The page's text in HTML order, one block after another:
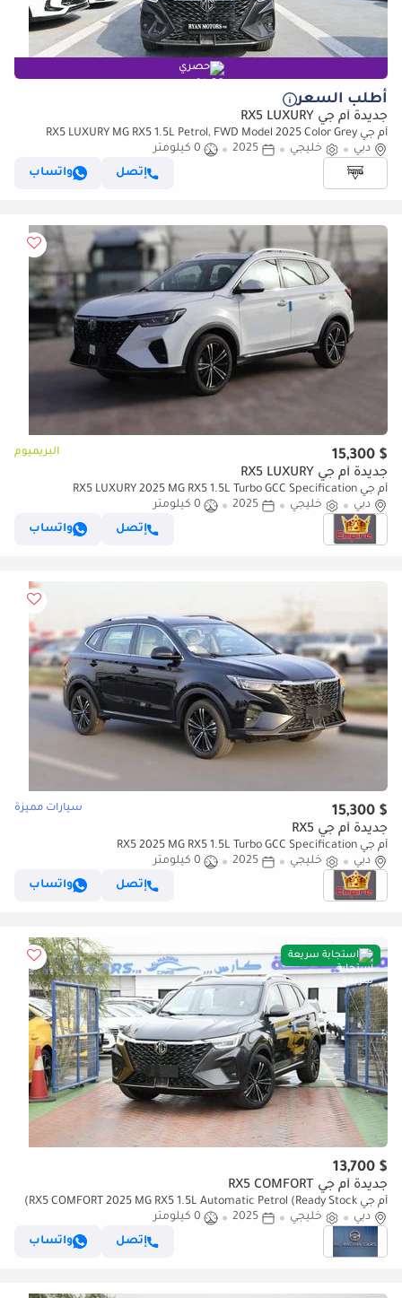
حصري
أطلب السعر
جديدة أم جي RX5 LUXURY
أم جي RX5 LUXURY MG RX5 1.5L Petrol, FWD Model 2025 Color Grey
دبي
خليجي 2025
0 كيلومتر
إتصل
واتساب
$ 15,300 البريميوم
جديدة أم جي RX5 LUXURY
أم جي RX5 LUXURY 2025 MG RX5 1.5L Turbo GCC Specification
دبي
خليجي 2025
0 كيلومتر
إتصل
واتساب
$ 15,300 سيارات مميزة
جديدة أم جي RX5
أم جي RX5 2025 MG RX5 1.5L Turbo GCC Specification
دبي
خليجي 2025
0 كيلومتر
إتصل
واتساب
استجابة سريعة
$ 13,700
جديدة أم جي RX5 COMFORT
أم جي RX5 COMFORT 2025 MG RX5 1.5L Automatic Petrol (Ready Stock)
دبي
خليجي 2025
0 كيلومتر
إتصل
واتساب